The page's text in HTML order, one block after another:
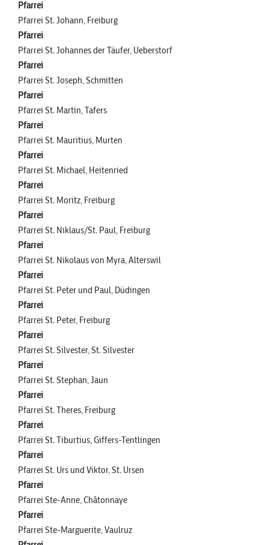
Pfarrei
Pfarrei St. Johann, Freiburg
Pfarrei
Pfarrei St. Johannes der Täufer, Ueberstorf
Pfarrei
Pfarrei St. Joseph, Schmitten
Pfarrei
Pfarrei St. Martin, Tafers
Pfarrei
Pfarrei St. Mauritius, Murten
Pfarrei
Pfarrei St. Michael, Heitenried
Pfarrei
Pfarrei St. Moritz, Freiburg
Pfarrei
Pfarrei St. Niklaus/St. Paul, Freiburg
Pfarrei
Pfarrei St. Nikolaus von Myra, Alterswil
Pfarrei
Pfarrei St. Peter und Paul, Düdingen
Pfarrei
Pfarrei St. Peter, Freiburg
Pfarrei
Pfarrei St. Silvester, St. Silvester
Pfarrei
Pfarrei St. Stephan, Jaun
Pfarrei
Pfarrei St. Theres, Freiburg
Pfarrei
Pfarrei St. Tiburtius, Giffers-Tentlingen
Pfarrei
Pfarrei St. Urs und Viktor, St. Ursen
Pfarrei
Pfarrei Ste-Anne, Châtonnaye
Pfarrei
Pfarrei Ste-Marguerite, Vaulruz